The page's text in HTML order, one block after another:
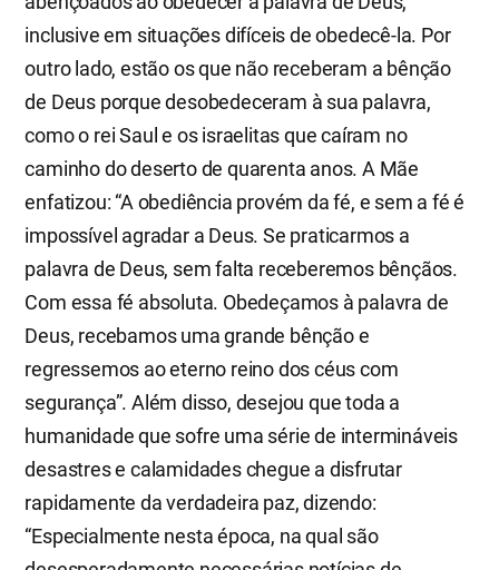
inclusive em situações difíceis de obedecê-la. Por
outro lado, estão os que não receberam a bênção
de Deus porque desobedeceram à sua palavra,
como o rei Saul e os israelitas que caíram no
caminho do deserto de quarenta anos. A Mãe
enfatizou: “A obediência provém da fé, e sem a fé é
impossível agradar a Deus. Se praticarmos a
palavra de Deus, sem falta receberemos bênçãos.
Com essa fé absoluta. Obedeçamos à palavra de
Deus, recebamos uma grande bênção e
regressemos ao eterno reino dos céus com
segurança”. Além disso, desejou que toda a
humanidade que sofre uma série de intermináveis
desastres e calamidades chegue a disfrutar
rapidamente da verdadeira paz, dizendo:
“Especialmente nesta época, na qual são